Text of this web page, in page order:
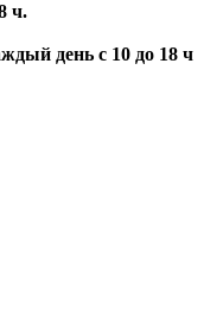
ч.
день с 10 до 18 ч